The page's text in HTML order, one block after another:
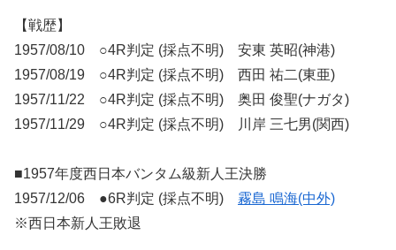
【戦歴】
1957/08/10 ○4R判定 (採点不明) 安東 英昭(神港)
1957/08/19 ○4R判定 (採点不明) 西田 祐二(東亜)
1957/11/22 ○4R判定 (採点不明) 奥田 俊聖(ナガタ)
1957/11/29 ○4R判定 (採点不明) 川岸 三七男(関西)
■1957年度西日本バンタム級新人王決勝
1957/12/06 ●6R判定 (採点不明) 霧島 鳴海(中外)
※西日本新人王敗退